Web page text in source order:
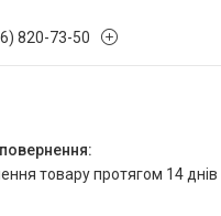
820-73-50
товару протягом 14 днів